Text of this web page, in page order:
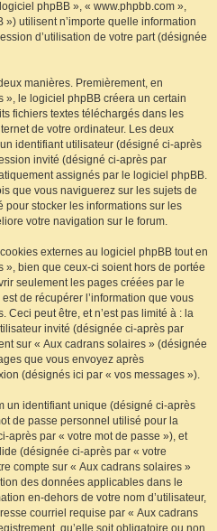
phpBB », « www.phpbb.com »,
utilisent n’importe quelle information
d’utilisation de votre part (désignée
manières. Premièrement, en
», le logiciel phpBB créera un certain
fichiers textes téléchargés dans les
de votre ordinateur. Les deux
identifiant utilisateur (désigné ci-après
invité (désigné ci-après par
assignés par le logiciel phpBB.
que vous naviguerez sur les sujets de
pour stocker les informations sur les
votre navigation sur le forum.
externes au logiciel phpBB tout en
bien que ceux-ci soient hors de portée
seulement les pages créées par le
de récupérer l’information que vous
Ceci peut être, et n’est pas limité à : la
invité (désignée ci-après par
sur « Aux cadrans solaires » (désignée
que vous envoyez après
(désignés ici par « vos messages »).
un identifiant unique (désigné ci-après
de passe personnel utilisé pour la
après par « votre mot de passe »), et
(désignée ci-après par « votre
compte sur « Aux cadrans solaires »
des données applicables dans le
en-dehors de votre nom d’utilisateur,
courriel requise par « Aux cadrans